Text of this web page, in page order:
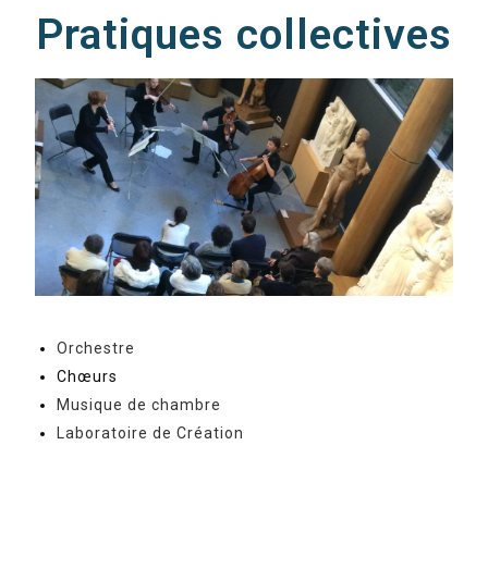
Pratiques collectives
Orchestre
Chœurs
Musique de chambre
Laboratoire de Création